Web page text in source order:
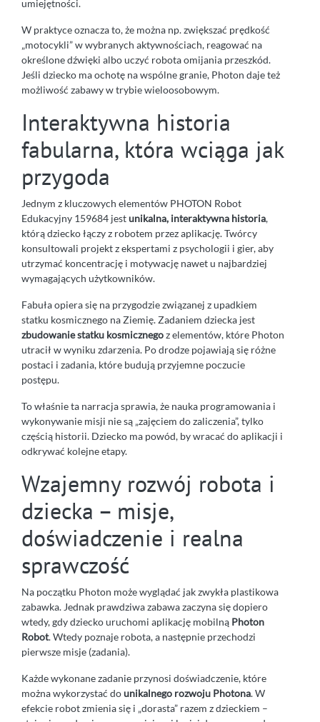
umiejętności.
W praktyce oznacza to, że można np. zwiększać prędkość
„motocykli” w wybranych aktywnościach, reagować na
określone dźwięki albo uczyć robota omijania przeszkód.
Jeśli dziecko ma ochotę na wspólne granie, Photon daje też
możliwość zabawy w trybie wieloosobowym.
Interaktywna historia
fabularna, która wciąga jak
przygoda
Jednym z kluczowych elementów PHOTON Robot
Edukacyjny 159684 jestunikalna, interaktywna historia,
którą dziecko łączy z robotem przez aplikację. Twórcy
konsultowali projekt z ekspertami z psychologii i gier, aby
utrzymać koncentrację i motywację nawet u najbardziej
wymagających użytkowników.
Fabuła opiera się na przygodzie związanej z upadkiem
statku kosmicznego na Ziemię. Zadaniem dziecka jest
zbudowanie statku kosmicznegoz elementów, które Photon
utracił w wyniku zdarzenia. Po drodze pojawiają się różne
postaci i zadania, które budują przyjemne poczucie
postępu.
To właśnie ta narracja sprawia, że nauka programowania i
wykonywanie misji nie są „zajęciem do zaliczenia”, tylko
częścią historii. Dziecko ma powód, by wracać do aplikacji i
odkrywać kolejne etapy.
Wzajemny rozwój robota i
dziecka – misje,
doświadczenie i realna
sprawczość
Na początku Photon może wyglądać jak zwykła plastikowa
zabawka. Jednak prawdziwa zabawa zaczyna się dopiero
wtedy, gdy dziecko uruchomi aplikację mobilną Photon
Robot. Wtedy poznaje robota, a następnie przechodzi
pierwsze misje (zadania).
Każde wykonane zadanie przynosi doświadczenie, które
można wykorzystać dounikalnego rozwoju Photona. W
efekcie robot zmienia się i „dorasta” razem z dzieckiem –